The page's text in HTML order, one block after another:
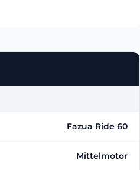
Fazua Ride 60
Mittelmotor